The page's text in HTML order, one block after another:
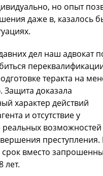
но опыт
даже в, казалось
дел наш адвокат
теракта на
Защита доказала
характер действий
и отсутствие у
возможностей
преступления.
вместо
лет.